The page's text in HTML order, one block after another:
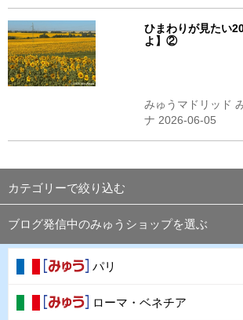
ひまわりが見たい
よ】②
みゅうマドリッド
ナ 2026-06-05
カテゴリーで絞り込む
ブログ発信中のみゅうショップを選ぶ
パリ
ローマ・ベネチア